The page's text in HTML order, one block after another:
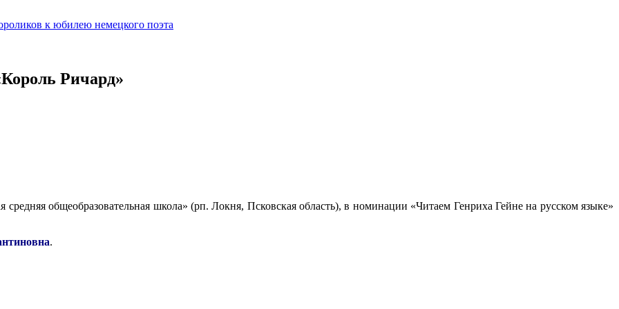
к юбилею немецкого поэта
Ричард»
общеобразовательная школа» (рп. Локня, Псковская область), в номинации «Читаем Генриха Гейне на русском языке»
.